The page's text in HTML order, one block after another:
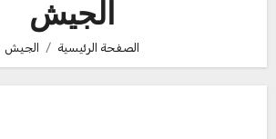
الجيش
الصفحة الرئيسية الجيش